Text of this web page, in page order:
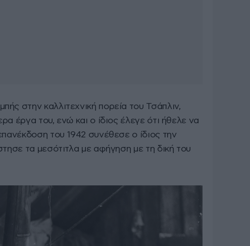
στην καλλιτεχνική πορεία του Τσάπλιν,
έργα του, ενώ και ο ίδιος έλεγε ότι ήθελε να
του 1942 συνέθεσε ο ίδιος την
τα μεσότιτλα με αφήγηση με τη δική του